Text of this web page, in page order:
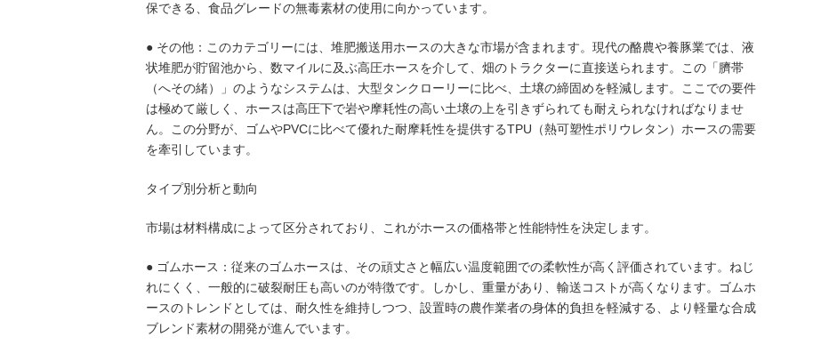
保できる、食品グレードの無毒素材の使用に向かっています。
● その他：このカテゴリーには、堆肥搬送用ホースの大きな市場が含まれます。現代の酪農や養豚業では、液
状堆肥が貯留池から、数マイルに及ぶ高圧ホースを介して、畑のトラクターに直接送られます。この「臍帯
（へその緒）」のようなシステムは、大型タンクローリーに比べ、土壌の締固めを軽減します。ここでの要件
は極めて厳しく、ホースは高圧下で岩や摩耗性の高い土壌の上を引きずられても耐えられなければなりませ
ん。この分野が、ゴムやPVCに比べて優れた耐摩耗性を提供するTPU（熱可塑性ポリウレタン）ホースの需要
を牽引しています。
タイプ別分析と動向
市場は材料構成によって区分されており、これがホースの価格帯と性能特性を決定します。
● ゴムホース：従来のゴムホースは、その頑丈さと幅広い温度範囲での柔軟性が高く評価されています。ねじ
れにくく、一般的に破裂耐圧も高いのが特徴です。しかし、重量があり、輸送コストが高くなります。ゴムホ
ースのトレンドとしては、耐久性を維持しつつ、設置時の農作業者の身体的負担を軽減する、より軽量な合成
ブレンド素材の開発が進んでいます。